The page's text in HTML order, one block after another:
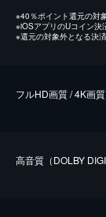
※40％ポイント還元の対
※iOSアプリのUコイン決
※還元の対象外となる決
フルHD画質 / 4K画質
⾼⾳質（DOLBY